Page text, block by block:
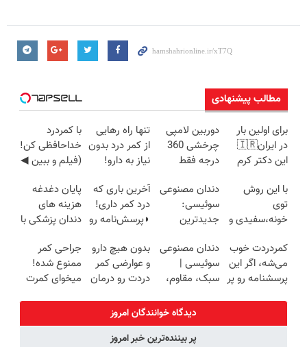
مطالب پیشنهادی
برای اولین بار
در ایران🇮🇷
این دکتر کرم
روزه ساخت!
دوربین لامپی
چرخشی 360
درجه فقط
🔥 پرداخت
درب منزل
تنها راه رهایی
از کمر درد بدون
نیاز به دارو!
با کمردرد
خداحافظی کن!
(فیلم و ببین ◀
پرکن)
با این روش
توی
خونه،سفیدی و
برگردون
(40%off)
دندان مصنوعی
سوئیسی:
جدیدترین
سبک و مقاوم |
پرداخت قسطی
آخرین باری که
درد کمر داری!
◗پرسش‌نامه رو
پایان دغدغه
هزینه های
دندان پزشکی با
کننده خانگی
کمردردت خوب
می‌شه، اگر این
پرسشنامه رو پر
دندان مصنوعی
سوئیسی |
سبک، مقاوم،
رایگان+پرداخت
اقساطی😍
بدون هیچ دارو
و عوارضی کمر
دردت رو درمان
(پرسش‌نامه)
جراحی کمر
ممنوع شده!
میخوای کمرت
((پرسش‌نامه))
دیدگاه خوانندگان امروز
پر بیننده‌ترین خبر امروز